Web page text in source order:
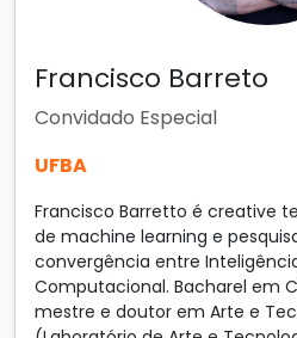
Francisco Barreto
Convidado Especial
UFBA
Francisco Barretto é creative
de machine learning e
convergência entre
Computacional. Bacharel em
mestre e doutor em Arte e